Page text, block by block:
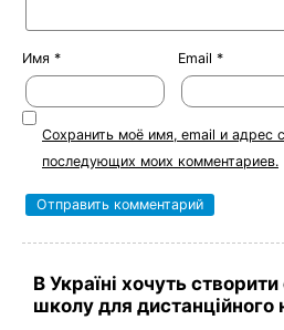
Имя * Email *
Сохранить моё имя, email и адрес
последующих моих комментариев.
В Україні хочуть
школу для дистанційного